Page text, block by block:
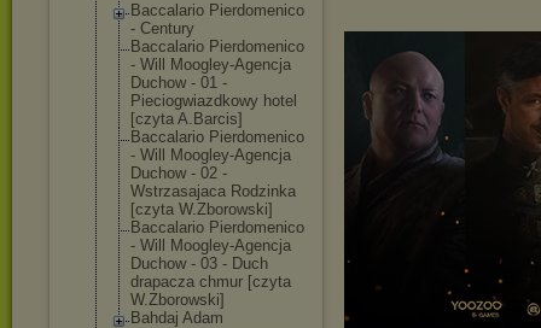
Baccalario Pierdomenico
- Century
Baccalario Pierdomenico
- Will Moogley-Agencja
Duchow - 01 -
Pieciogwiazdkowy hotel
[czyta A.Barcis]
Baccalario Pierdomenico
- Will Moogley-Agencja
Duchow - 02 -
Wstrzasajaca Rodzinka
[czyta W.Zborowski]
Baccalario Pierdomenico
- Will Moogley-Agencja
Duchow - 03 - Duch
drapacza chmur [czyta
W.Zborowski]
Bahdaj Adam